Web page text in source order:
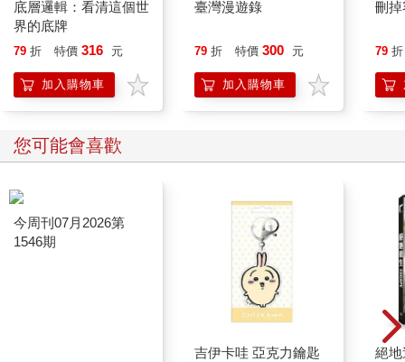
底層邏輯：看清這個世
界的底牌
79 折 特價 316 元
加入購物車
臺灣漫遊錄
79 折 特價 300 元
加入購物車
刪
79 折
您可能會喜歡
吉伊卡哇 亞克力鑰匙
絕